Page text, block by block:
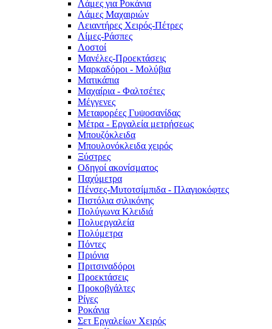
Λάμες για Ροκάνια
Λάμες Μαχαιριών
Λειαντήρες Χειρός-Πέτρες
Λίμες-Ράσπες
Λοστοί
Μανέλες-Προεκτάσεις
Μαρκαδόροι - Μολύβια
Ματικάπια
Μαχαίρια - Φαλτσέτες
Μέγγενες
Μεταφορέες Γυψοσανίδας
Μέτρα - Εργαλεία μετρήσεως
Μπουζόκλειδα
Μπουλονόκλειδα χειρός
Ξύστρες
Οδηγοί ακονίσματος
Παχύμετρα
Πένσες-Μυτοτσίμπιδα - Πλαγιοκόφτες
Πιστόλια σιλικόνης
Πολύγωνα Κλειδιά
Πολυεργαλεία
Πολύμετρα
Πόντες
Πριόνια
Πριτσιναδόροι
Προεκτάσεις
Προκοβγάλτες
Ρίγες
Ροκάνια
Σετ Εργαλείων Χειρός